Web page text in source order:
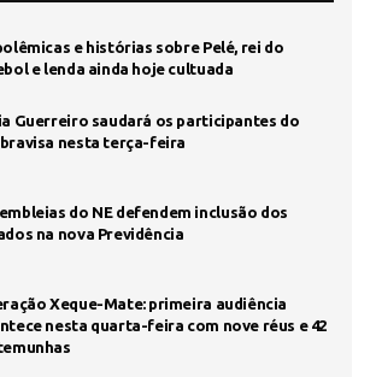
e histórias sobre Pelé, rei do
e lenda ainda hoje cultuada
Guerreiro saudará os participantes do
nesta terça-feira
do NE defendem inclusão dos
na nova Previdência
Xeque-Mate: primeira audiência
nesta quarta-feira com nove réus e 42